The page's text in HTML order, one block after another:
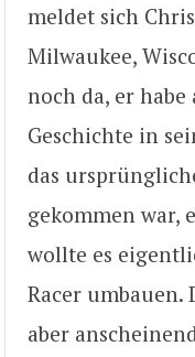
meldet sich
Milwaukee,
noch da, er
Geschichte in
das
gekommen war,
wollte es
Racer umbauen.
aber